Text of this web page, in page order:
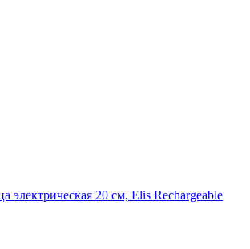
электрическая 20 см, Elis Rechargeable